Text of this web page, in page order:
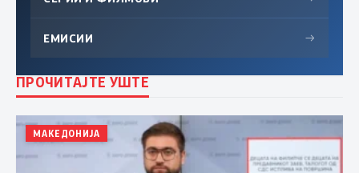
ЕМИСИИ →
ПРОЧИТАЈТЕ УШТЕ
МАКЕДОНИЈА